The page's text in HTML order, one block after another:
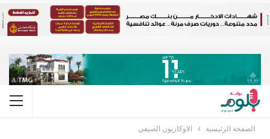
الصفحة الرئيسية الاوكازيون الصيفي